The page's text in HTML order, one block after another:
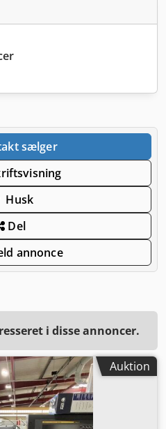
sælger
Husk
Del
annonce
i disse annoncer.
Auktion